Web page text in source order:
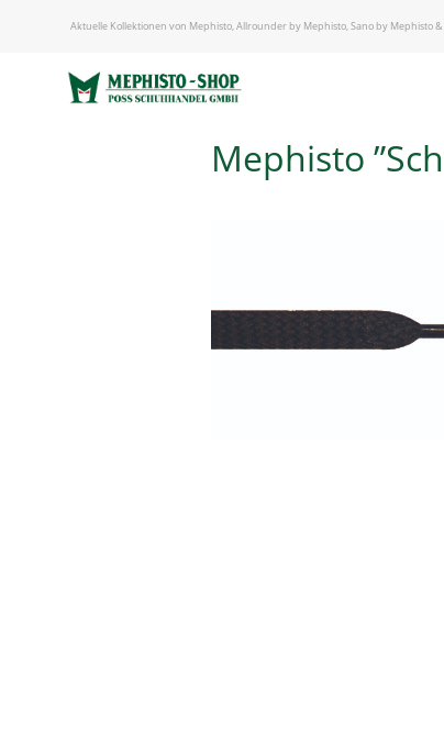
Aktuelle Kollektionen von Mephisto, Allrounder by Mephisto, Sano by Mephisto
/ Mephisto ”Schnürsenkel dunkelbraun (flach)”
Mephisto